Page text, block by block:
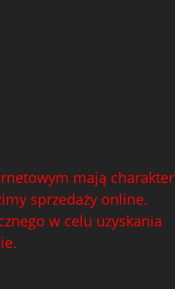
mają charakter
sprzedaży online.
w celu uzyskania